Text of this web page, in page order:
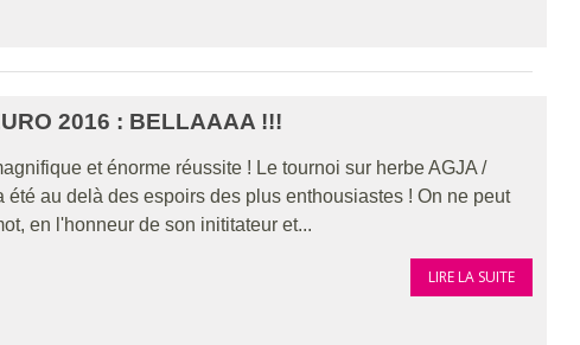
2016 : BELLAAAA !!!
et énorme réussite ! Le tournoi sur herbe AGJA /
été au delà des espoirs des plus enthousiastes ! On ne peut
en l'honneur de son inititateur et...
LIRE LA SUITE